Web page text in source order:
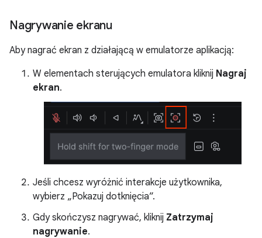
Nagrywanie ekranu
Aby nagrać ekran z działającą w emulatorze aplikacją:
W elementach sterujących emulatora kliknij Nagraj
ekran.
Jeśli chcesz wyróżnić interakcje użytkownika,
wybierz „Pokazuj dotknięcia”.
Gdy skończysz nagrywać, kliknij Zatrzymaj
nagrywanie.